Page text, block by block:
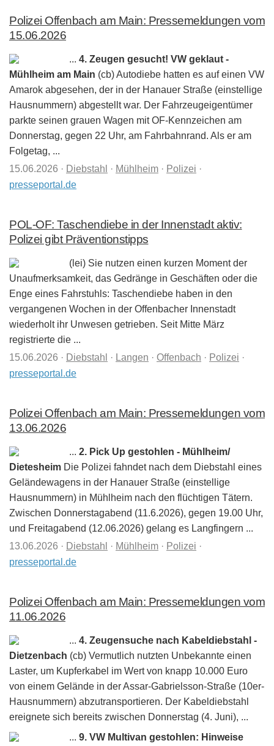
Polizei Offenbach am Main: Pressemeldungen vom
15.06.2026
... 4. Zeugen gesucht! VW geklaut -
Mühlheim am Main (cb) Autodiebe hatten es auf einen VW
Amarok abgesehen, der in der Hanauer Straße (einstellige
Hausnummern) abgestellt war. Der Fahrzeugeigentümer
parkte seinen grauen Wagen mit OF-Kennzeichen am
Donnerstag, gegen 22 Uhr, am Fahrbahnrand. Als er am
Folgetag, ...
15.06.2026 · Diebstahl · Mühlheim · Polizei ·
presseportal.de
POL-OF: Taschendiebe in der Innenstadt aktiv:
Polizei gibt Präventionstipps
(lei) Sie nutzen einen kurzen Moment der
Unaufmerksamkeit, das Gedränge in Geschäften oder die
Enge eines Fahrstuhls: Taschendiebe haben in den
vergangenen Wochen in der Offenbacher Innenstadt
wiederholt ihr Unwesen getrieben. Seit Mitte März
registrierte die ...
15.06.2026 · Diebstahl · Langen · Offenbach · Polizei ·
presseportal.de
Polizei Offenbach am Main: Pressemeldungen vom
13.06.2026
... 2. Pick Up gestohlen - Mühlheim/
Dietesheim Die Polizei fahndet nach dem Diebstahl eines
Geländewagens in der Hanauer Straße (einstellige
Hausnummern) in Mühlheim nach den flüchtigen Tätern.
Zwischen Donnerstagabend (11.6.2026), gegen 19.00 Uhr,
und Freitagabend (12.06.2026) gelang es Langfingern ...
13.06.2026 · Diebstahl · Mühlheim · Polizei ·
presseportal.de
Polizei Offenbach am Main: Pressemeldungen vom
11.06.2026
... 4. Zeugensuche nach Kabeldiebstahl -
Dietzenbach (cb) Vermutlich nutzten Unbekannte einen
Laster, um Kupferkabel im Wert von knapp 10.000 Euro
von einem Gelände in der Assar-Gabrielsson-Straße (10er-
Hausnummern) abzutransportieren. Der Kabeldiebstahl
ereignete sich bereits zwischen Donnerstag (4. Juni), ...
... 9. VW Multivan gestohlen: Hinweise